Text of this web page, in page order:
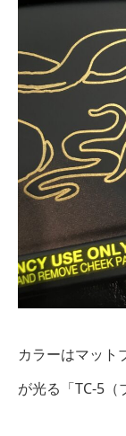
カラーはマット
が光る「TC-5（